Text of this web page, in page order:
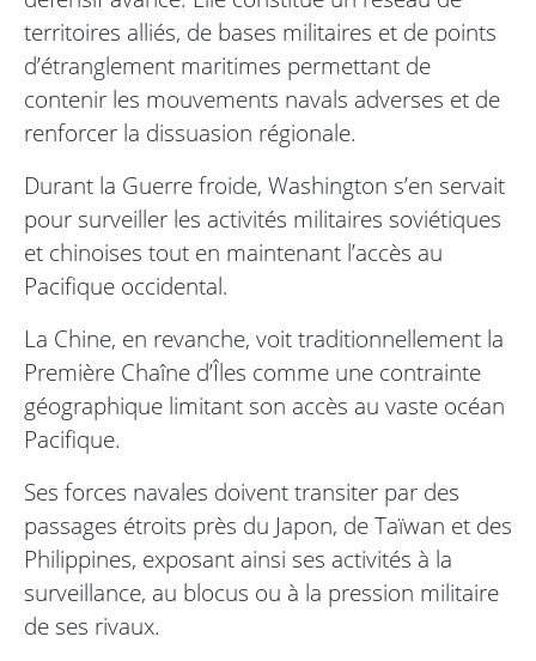
territoires alliés, de bases militaires et de points
d’étranglement maritimes permettant de
contenir les mouvements navals adverses et de
renforcer la dissuasion régionale.
Durant la Guerre froide, Washington s’en servait
pour surveiller les activités militaires soviétiques
et chinoises tout en maintenant l’accès au
Pacifique occidental.
La Chine, en revanche, voit traditionnellement la
Première Chaîne d’Îles comme une contrainte
géographique limitant son accès au vaste océan
Pacifique.
Ses forces navales doivent transiter par des
passages étroits près du Japon, de Taïwan et des
Philippines, exposant ainsi ses activités à la
surveillance, au blocus ou à la pression militaire
de ses rivaux.